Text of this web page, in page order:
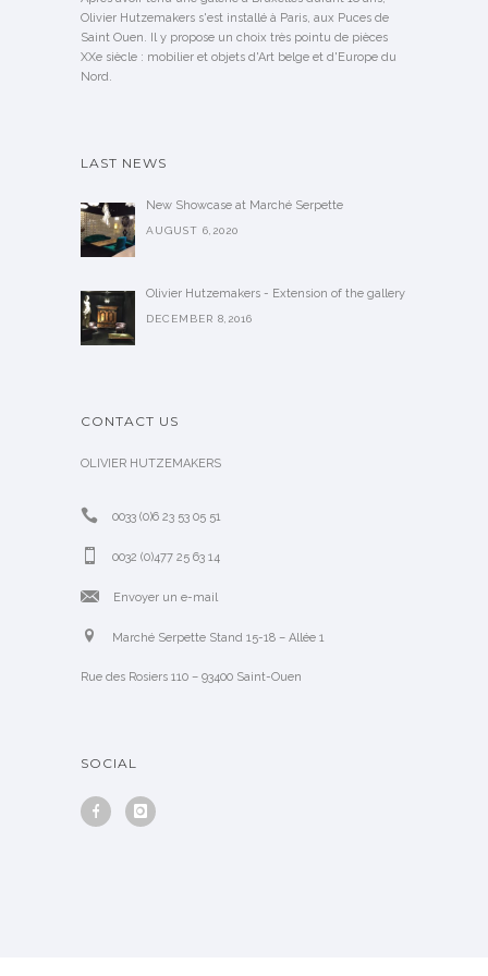
Olivier Hutzemakers s'est installé à Paris, aux Puces de
Saint Ouen. Il y propose un choix très pointu de pièces
XXe siècle : mobilier et objets d'Art belge et d'Europe du
Nord.
LAST NEWS
New Showcase at Marché Serpette
AUGUST 6,2020
Olivier Hutzemakers - Extension of the gallery
DECEMBER 8,2016
CONTACT US
OLIVIER HUTZEMAKERS
0033 (0)6 23 53 05 51
0032 (0)477 25 63 14
Envoyer un e-mail
Marché Serpette Stand 15-18 – Allée 1
Rue des Rosiers 110 – 93400 Saint-Ouen
SOCIAL